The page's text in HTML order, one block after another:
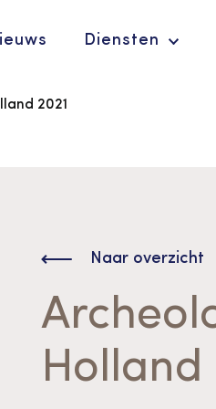
Diensten
Advies en
2021
Holland
Naar overzicht